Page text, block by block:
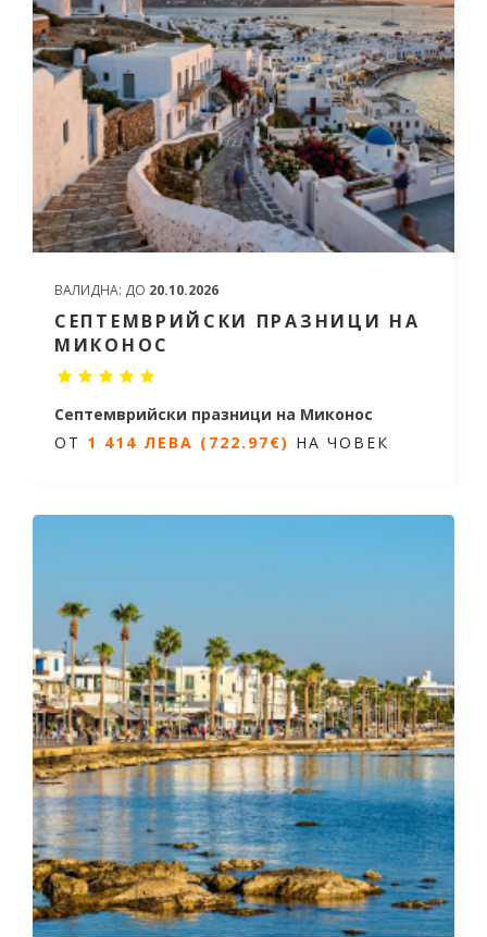
ВАЛИДНА: ДО 20.10.2026
СЕПТЕМВРИЙСКИ ПРАЗНИЦИ НА
МИКОНОС
Септемврийски празници на Миконос
5 дни / 4 нощувки
ОТ 1 414 ЛЕВА (722.97€) НА ЧОВЕК